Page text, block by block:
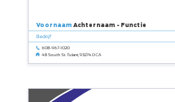
48 South St. Tulare, 93274.0 CA
608-967-1020
Bedrijf
VoornaamAchternaam - Functie